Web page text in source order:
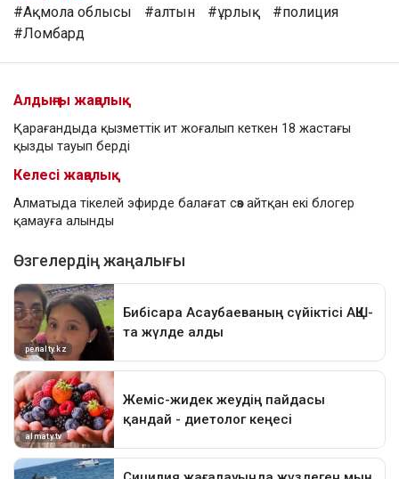
#Ақмола облысы #алтын #ұрлық
#полиция
#Ломбард
Алдыңғы жаңалық
Қарағандыда қызметтік ит жоғалып кеткен 18 жастағы
қызды тауып берді
Келесі жаңалық
Алматыда тікелей эфирде балағат сөз айтқан екі блогер
қамауға алынды